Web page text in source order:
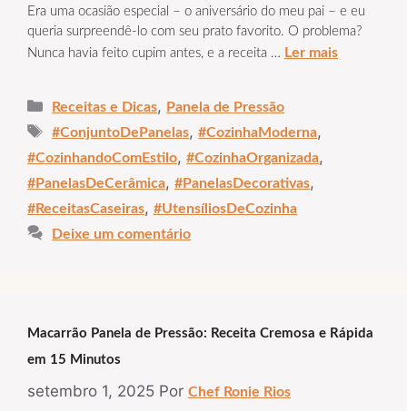
Era uma ocasião especial – o aniversário do meu pai – e eu
queria surpreendê-lo com seu prato favorito. O problema?
Nunca havia feito cupim antes, e a receita … Ler mais
Categorias
Receitas e Dicas, Panela de Pressão
Tags
#ConjuntoDePanelas,#CozinhaModerna,
#CozinhandoComEstilo, #CozinhaOrganizada,
#PanelasDeCerâmica, #PanelasDecorativas,
#ReceitasCaseiras, #UtensíliosDeCozinha
Deixe um comentário
Macarrão Panela de Pressão: Receita Cremosa e Rápida
em 15 Minutos
setembro 1, 2025 Por Chef Ronie Rios